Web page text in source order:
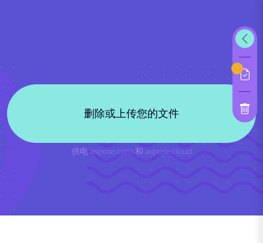
删除或上传您的文件
供电aspose.com 和 aspose.cloud